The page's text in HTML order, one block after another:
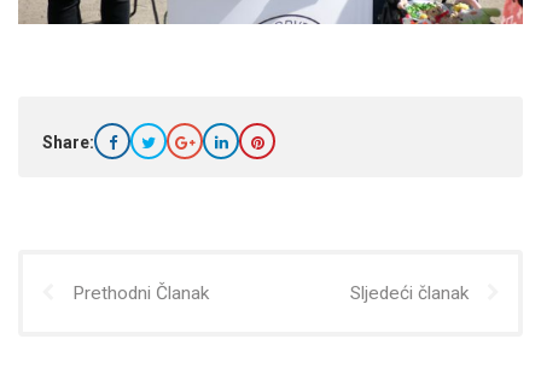
Share:
Prethodni Članak Sljedeći članak